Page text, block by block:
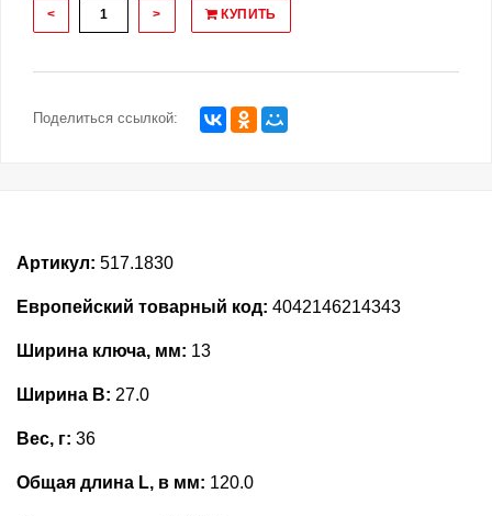
< > КУПИТЬ
Поделиться ссылкой:
Артикул: 517.1830
Европейский товарный код: 4042146214343
Ширина ключа, мм: 13
Ширина В: 27.0
Вес, г: 36
Общая длина L, в мм: 120.0